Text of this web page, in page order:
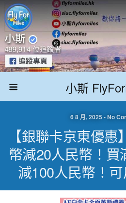
小斯
6 8 月, 2025 • No
【銀聯卡京東優
幣減20人民幣！買
減100人民幣！可